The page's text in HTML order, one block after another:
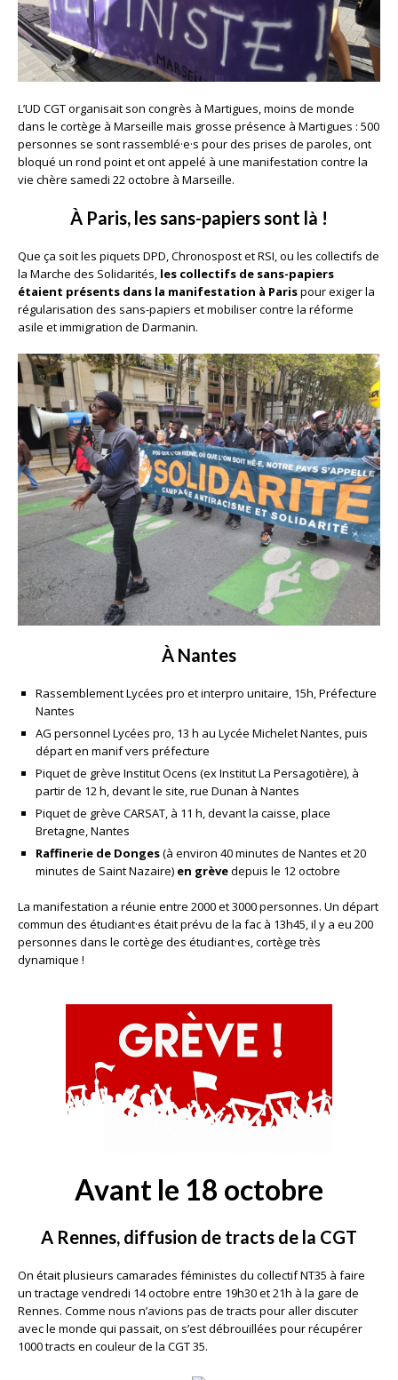
L’UD CGT organisait son congrès à Martigues, moins de monde
dans le cortège à Marseille mais grosse présence à Martigues : 500
personnes se sont rassemblé·e·s pour des prises de paroles, ont
bloqué un rond point et ont appelé à une manifestation contre la
vie chère samedi 22 octobre à Marseille.
À Paris, les sans-papiers sont là !
Que ça soit les piquets DPD, Chronospost et RSI, ou les collectifs de
la Marche des Solidarités, les collectifs de sans-papiers
étaient présents dans la manifestation à Parispour exiger la
régularisation des sans-papiers et mobiliser contre la réforme
asile et immigration de Darmanin.
À Nantes
Rassemblement Lycées pro et interpro unitaire, 15h, Préfecture
Nantes
AG personnel Lycées pro, 13 h au Lycée Michelet Nantes, puis
départ en manif vers préfecture
Piquet de grève Institut Ocens (ex Institut La Persagotière), à
partir de 12 h, devant le site, rue Dunan à Nantes
Piquet de grève CARSAT, à 11 h, devant la caisse, place
Bretagne, Nantes
Raffinerie de Donges(à environ 40 minutes de Nantes et 20
minutes de Saint Nazaire) en grèvedepuis le 12 octobre
La manifestation a réunie entre 2000 et 3000 personnes. Un départ
commun des étudiant·es était prévu de la fac à 13h45, il y a eu 200
personnes dans le cortège des étudiant·es, cortège très
dynamique !
Avant le 18 octobre
A Rennes, diffusion de tracts de la CGT
On était plusieurs camarades féministes du collectif NT35 à faire
un tractage vendredi 14 octobre entre 19h30 et 21h à la gare de
Rennes. Comme nous n’avions pas de tracts pour aller discuter
avec le monde qui passait, on s’est débrouillées pour récupérer
1000 tracts en couleur de la CGT 35.